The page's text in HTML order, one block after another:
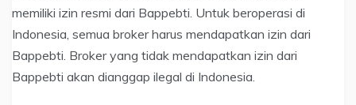
memiliki izin resmi dari Bappebti. Untuk beroperasi di
Indonesia, semua broker harus mendapatkan izin dari
Bappebti. Broker yang tidak mendapatkan izin dari
Bappebti akan dianggap ilegal di Indonesia.